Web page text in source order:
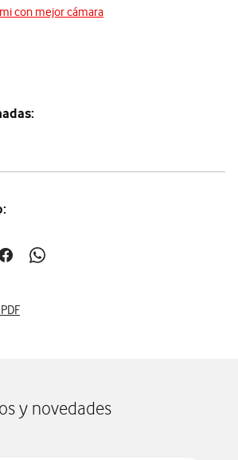
con mejor cámara
en mail
para compartir en linkedin
para compartir en twitter
Abrir ventana para compartir en facebook
Abrir ventana para compartir en
y novedades